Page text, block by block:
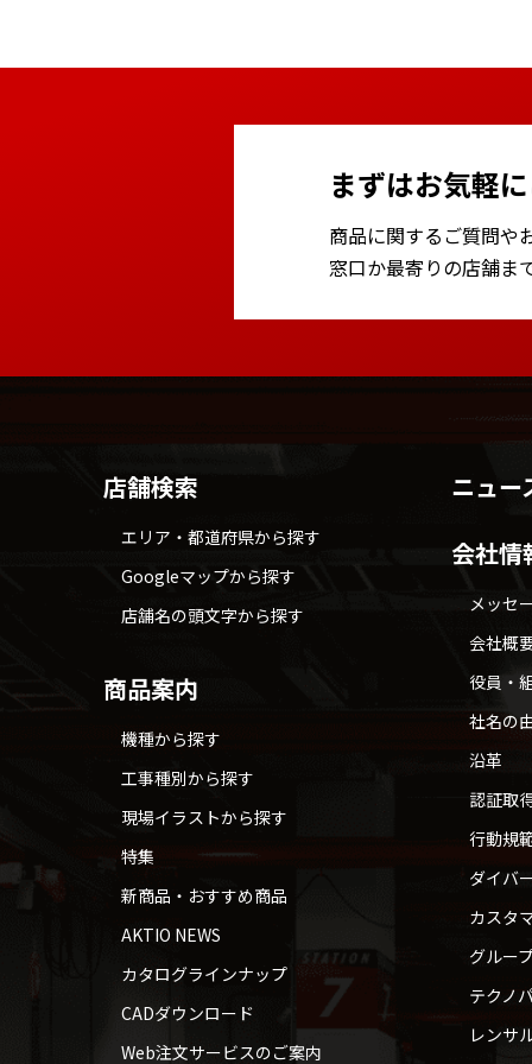
まずはお気軽
商品に関するご質問や
窓口か最寄りの店舗ま
店舗検索
エリア・都道府県から探す
Googleマップから探す
店舗名の頭文字から探す
商品案内
機種から探す
工事種別から探す
現場イラストから探す
特集
新商品・おすすめ商品
AKTIO NEWS
カタログラインナップ
CADダウンロード
Web注文サービスのご案内
ニュー
会社情
メッセ
会社概
役員・
社名の
沿革
認証取
行動規
ダイバ
カスタ
グルー
テクノ
レンサ